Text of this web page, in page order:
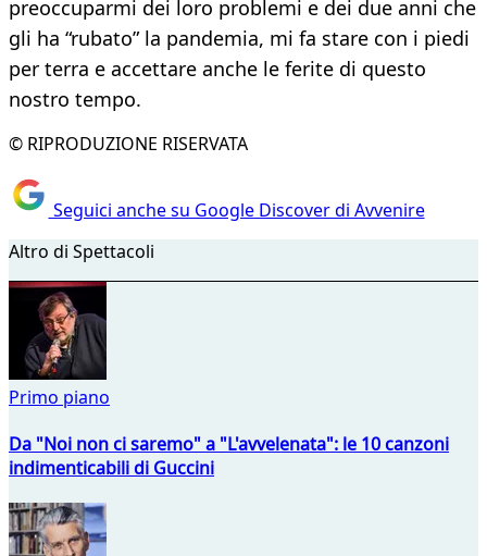
preoccuparmi dei loro problemi e dei due anni che
gli ha “rubato” la pandemia, mi fa stare con i piedi
per terra e accettare anche le ferite di questo
nostro tempo.
© RIPRODUZIONE RISERVATA
Seguici anche su Google Discover di Avvenire
Altro di Spettacoli
Primo piano
Da "Noi non ci saremo" a "L'avvelenata": le 10 canzoni
indimenticabili di Guccini